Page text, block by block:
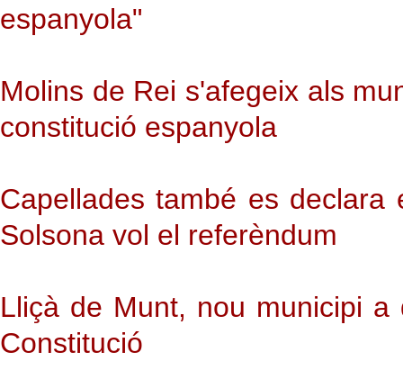
espanyola"
Molins de Rei s'afegeix als
constitució espanyola
Capellades també es
Solsona vol el referèndum
Lliçà de Munt, nou municipi
Constitució